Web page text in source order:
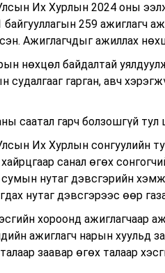
Их Хурлын 2024 оны
259 ажиглагч
Ажиглагчдыг ажиллах
нөхцөл байдалтай
судалгааг гарган, авч
саатал гарч болзошгүй
Их Хурлын сонгуулийн
санал өгөх
сумын нутаг дэвсгэрийн
нутаг дэвсгэрээс өөр
хороонд ажиглагчаар
ажиглагч нарын хуульд
заавар өгөх талаар